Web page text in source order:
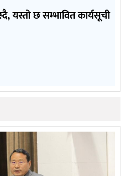
यस्तो छ सम्भावित कार्यसूची